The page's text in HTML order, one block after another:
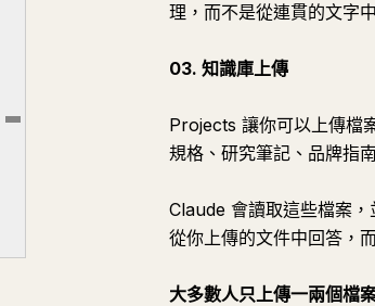
日常工作流程（08 到 14）
理，而不是從連貫的文字
03. 知識庫上傳
Projects 讓你可以上傳檔
規格、研究筆記、品牌指
Claude 會讀取這些檔案
從你上傳的文件中回答，
大多數人只上傳一兩個檔